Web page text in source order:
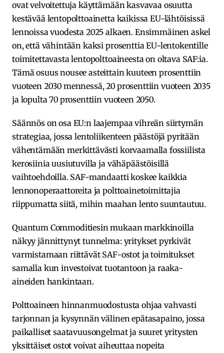
ovat velvoitettuja käyttämään kasvavaa osuutta
kestävää lentopolttoainetta kaikissa EU-lähtöisissä
lennoissa vuodesta 2025 alkaen. Ensimmäinen askel
on, että vähintään kaksi prosenttia EU-lentokentille
toimitettavasta lentopolttoaineesta on oltava SAF:ia.
Tämä osuus nousee asteittain kuuteen prosenttiin
vuoteen 2030 mennessä, 20 prosenttiin vuoteen 2035
ja lopulta 70 prosenttiin vuoteen 2050.
Säännös on osa EU:n laajempaa vihreän siirtymän
strategiaa, jossa lentoliikenteen päästöjä pyritään
vähentämään merkittävästi korvaamalla fossiilista
kerosiinia uusiutuvilla ja vähäpäästöisillä
vaihtoehdoilla. SAF-mandaatti koskee kaikkia
lennonoperaattoreita ja polttoainetoimittajia
riippumatta siitä, mihin maahan lento suuntautuu.
Quantum Commoditiesin mukaan markkinoilla
näkyy jännittynyt tunnelma: yritykset pyrkivät
varmistamaan riittävät SAF-ostot ja toimitukset
samalla kun investoivat tuotantoon ja raaka-
aineiden hankintaan.
Polttoaineen hinnanmuodostusta ohjaa vahvasti
tarjonnan ja kysynnän välinen epätasapaino, jossa
paikalliset saatavuusongelmat ja suuret yritysten
yksittäiset ostot voivat aiheuttaa nopeita